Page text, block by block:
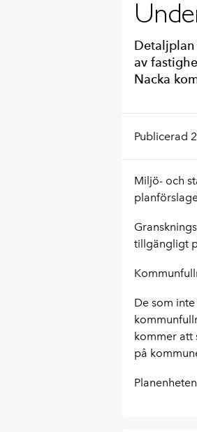
Detaljplan
av
Nacka
Publicerad
Miljö- och
tillgängligt
De som
kommer att
på
Planenheten